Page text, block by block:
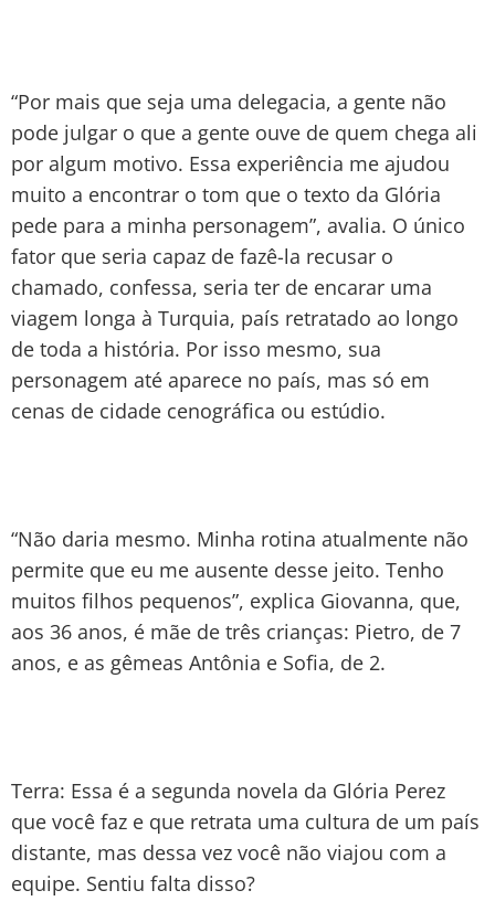
“Por mais que seja uma delegacia, a gente não
pode julgar o que a gente ouve de quem chega ali
por algum motivo. Essa experiência me ajudou
muito a encontrar o tom que o texto da Glória
pede para a minha personagem”, avalia. O único
fator que seria capaz de fazê-la recusar o
chamado, confessa, seria ter de encarar uma
viagem longa à Turquia, país retratado ao longo
de toda a história. Por isso mesmo, sua
personagem até aparece no país, mas só em
cenas de cidade cenográfica ou estúdio.
“Não daria mesmo. Minha rotina atualmente não
permite que eu me ausente desse jeito. Tenho
muitos filhos pequenos”, explica Giovanna, que,
aos 36 anos, é mãe de três crianças: Pietro, de 7
anos, e as gêmeas Antônia e Sofia, de 2.
Terra: Essa é a segunda novela da Glória Perez
que você faz e que retrata uma cultura de um país
distante, mas dessa vez você não viajou com a
equipe. Sentiu falta disso?